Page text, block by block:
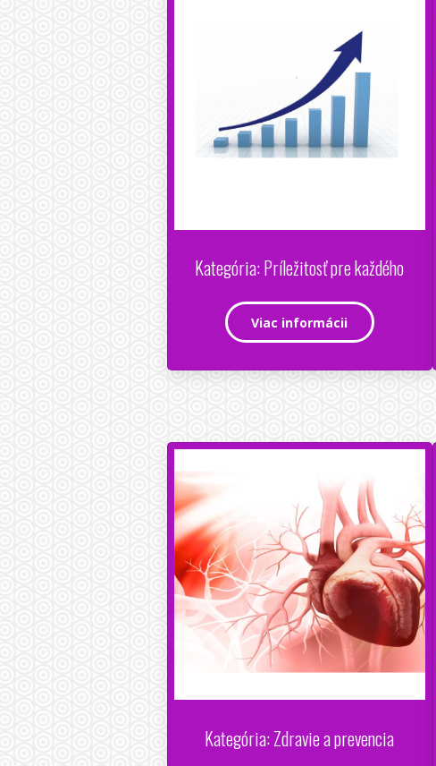
Kategória: Príležitosť pre každého
Viac informácii
Kategória: Zdravie a prevencia